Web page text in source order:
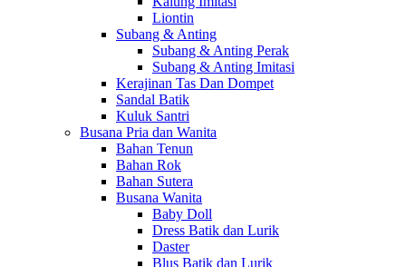
Liontin
Subang & Anting
Subang & Anting Perak
Subang & Anting Imitasi
Kerajinan Tas Dan Dompet
Sandal Batik
Kuluk Santri
Busana Pria dan Wanita
Bahan Tenun
Bahan Rok
Bahan Sutera
Busana Wanita
Baby Doll
Dress Batik dan Lurik
Daster
Blus Batik dan Lurik